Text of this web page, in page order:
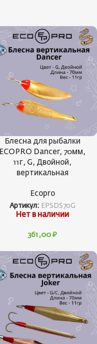
Блесна для рыбалки
ECOPRO Dancer, 70мм,
11г, G, Двойной,
вертикальная
Ecopro
Артикул: EPSDS70G
Нет в наличии
361,00 ₽